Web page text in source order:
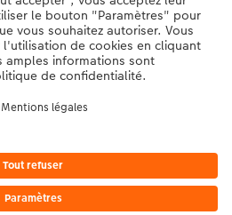
nos produits ou votre commande,
du lundi au dimanche, de 9h00 à 20h00
téléphone043 5500 295• 7j/7 • de 9h à
20h
DE|FR|IT
frais de traitement et/ou d’envoi en sus,
présenté a éventuellement un prix plus élevé.
Protection des données